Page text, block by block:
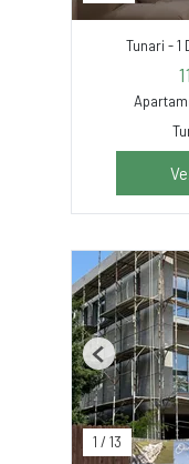
Tunari -
1 / 13
Previous